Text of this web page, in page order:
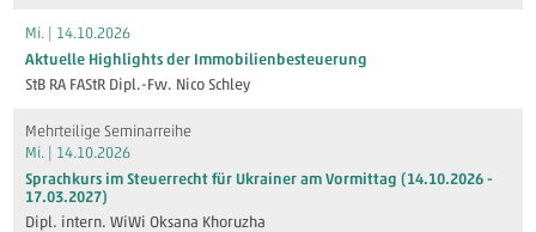
Mi. | 14.10.2026
Aktuelle Highlights der Immobilienbesteuerung
StB RA FAStR Dipl.-Fw. Nico Schley
Mehrteilige Seminarreihe
Mi. | 14.10.2026
Sprachkurs im Steuerrecht für Ukrainer am Vormittag (14.10.2026 -
17.03.2027)
Dipl. intern. WiWi Oksana Khoruzha